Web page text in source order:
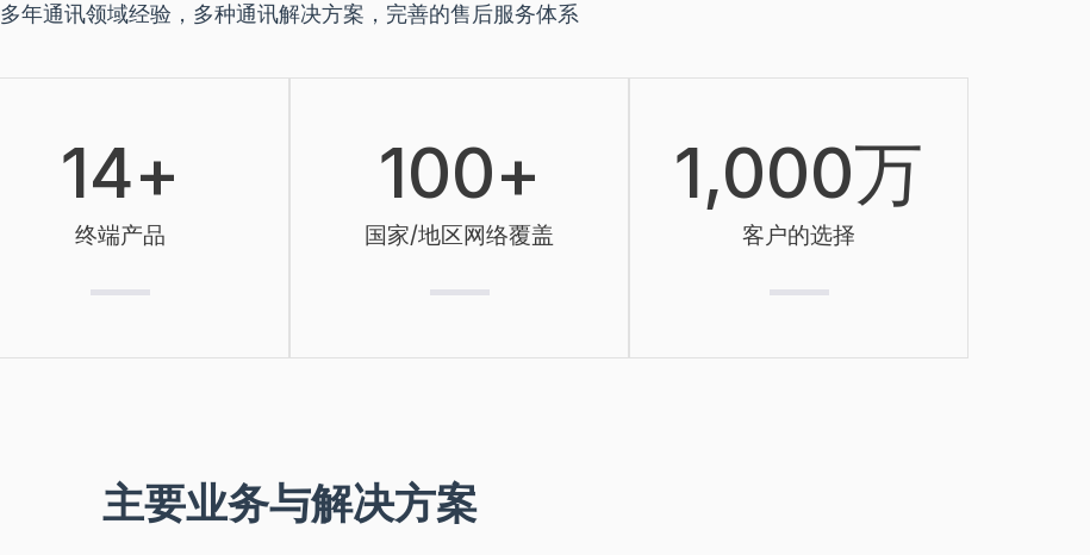
多年通讯领域经验，多种通讯解决方案，完善的售后服务体系
14+
终端产品
100+
国家/地区网络覆盖
1,000万
客户的选择
主要业务与解决方案